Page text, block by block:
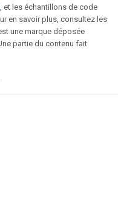
, et les échantillons de code
en savoir plus, consultez les
une marque déposée
partie du contenu fait